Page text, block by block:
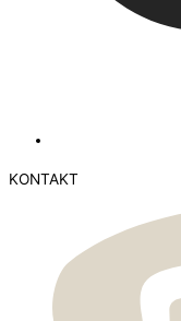
KONTAKT